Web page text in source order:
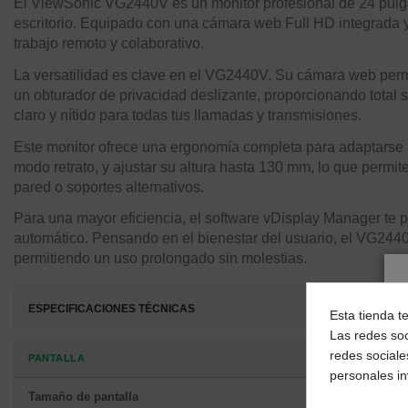
El ViewSonic VG2440V es un monitor profesional de 24
escritorio. Equipado con una cámara web Full HD
trabajo remoto y colaborativo.
La versatilidad es clave en el VG2440V. Su cámara web
un obturador de privacidad deslizante, proporcionando
claro y nítido para todas tus llamadas y transmisiones.
Este monitor ofrece una ergonomía completa para
modo retrato, y ajustar su altura hasta 130 mm, lo que
pared o soportes alternativos.
Para una mayor eficiencia, el software vDisplay Manager
automático. Pensando en el bienestar del usuario, el
permitiendo un uso prolongado sin molestias.
ESPECIFICACIONES TÉCNICAS
PANTALLA
Tamaño de pantalla
Esta tienda
Las redes
redes
personales